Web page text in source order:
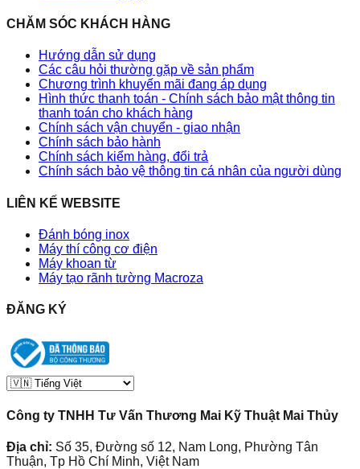
CHĂM SÓC KHÁCH HÀNG
Hướng dẫn sử dụng
Các câu hỏi thường gặp về sản phẩm
Chương trình khuyến mãi đang áp dụng
Hình thức thanh toán - Chính sách bảo mật thông tin
thanh toán cho khách hàng
Chính sách vận chuyển - giao nhận
Chính sách bảo hành
Chính sách kiểm hàng, đổi trả
Chính sách bảo vệ thông tin cá nhân của người dùng
LIÊN KẾ WEBSITE
Đánh bóng inox
Máy thí công cơ điện
Máy khoan từ
Máy tạo rãnh tường Macroza
ĐĂNG KÝ
Công ty TNHH Tư Vấn Thương Mai Kỹ Thuật Mai Thủy
Địa chỉ: Số 35, Đường số 12, Nam Long, Phường Tân
Thuận, Tp Hồ Chí Minh, Việt Nam